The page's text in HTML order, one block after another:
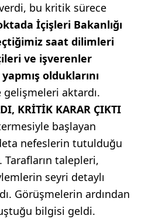
bu kritik sürece
İçişleri Bakanlığı
saat dilimleri
ve işverenler
olduklarını
gelişmeleri aktardı.
KRİTİK KARAR ÇIKTI
başlayan
nefeslerin tutulduğu
talepleri,
seyri detaylı
Görüşmelerin ardından
bilgisi geldi.